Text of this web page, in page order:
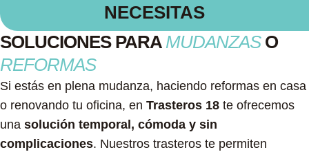
NECESITAS
SOLUCIONES PARA MUDANZASO
REFORMAS
Si estás en plena mudanza, haciendo reformas en casa
o renovando tu oficina, en Trasteros 18 te ofrecemos
una solución temporal, cómoda y sin
complicaciones. Nuestros trasteros te permiten